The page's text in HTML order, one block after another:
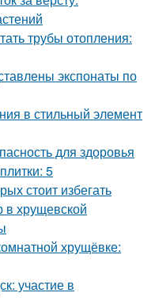
трубы отопления:
экспонаты по
в стильный элемент
для здоровья
5
стоит избегать
в хрущевской
хрущёвке:
участие в